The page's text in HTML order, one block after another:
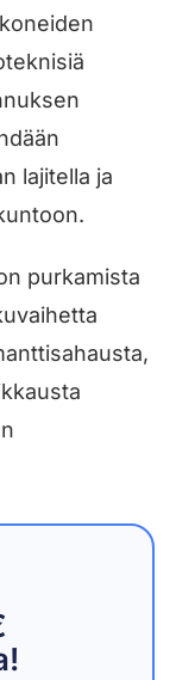
lajitella ja
purkamista